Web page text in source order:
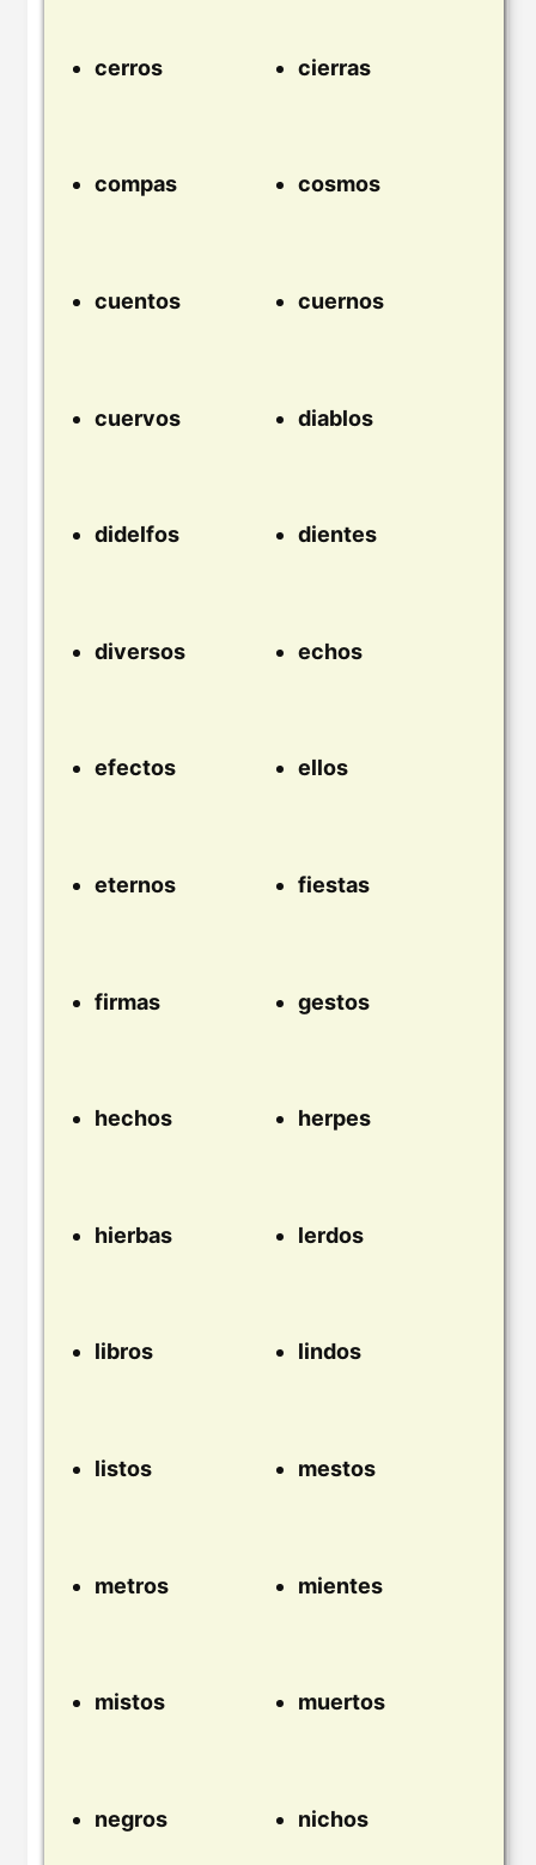
cerros cierras
compas cosmos
cuentos cuernos
cuervos diablos
didelfos dientes
diversos echos
efectos ellos
eternos fiestas
firmas gestos
hechos herpes
hierbas lerdos
libros lindos
listos mestos
metros mientes
mistos muertos
negros nichos